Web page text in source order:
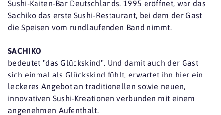
Sushi-Kaiten-Bar Deutschlands. 1995 eröffnet, war das
Sachiko das erste Sushi-Restaurant, bei dem der Gast
die Speisen vom rundlaufenden Band nimmt.
SACHIKO
bedeutet "das Glückskind". Und damit auch der Gast
sich einmal als Glückskind fühlt, erwartet ihn hier ein
leckeres Angebot an traditionellen sowie neuen,
innovativen Sushi-Kreationen verbunden mit einem
angenehmen Aufenthalt.